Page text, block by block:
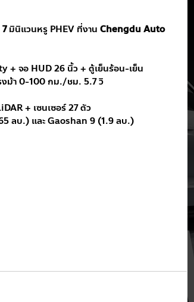
มินิแวนหรู PHEV ที่งาน Chengdu Auto
+ จอ HUD 26 นิ้ว + ตู้เย็นร้อน-เย็น
งม้า 0-100 กม./ชม. 5.7 วิ
+ เซนเซอร์ 27 ตัว
ลบ.) และ Gaoshan 9 (1.9 ลบ.)